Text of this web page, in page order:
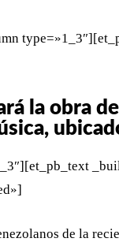
la obra
de la